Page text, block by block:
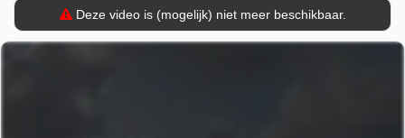
Deze video is (mogelijk) niet meer beschikbaar.